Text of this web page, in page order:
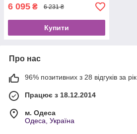
6 095 ₴ 6 231 ₴
Купити
Про нас
96% позитивних з 28 відгуків за рік
Працює з 18.12.2014
м. Одеса
Одеса, Україна